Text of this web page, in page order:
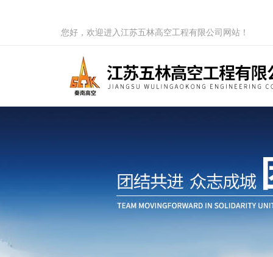
您好，欢迎进入江苏五林高空工程有限公司网站！